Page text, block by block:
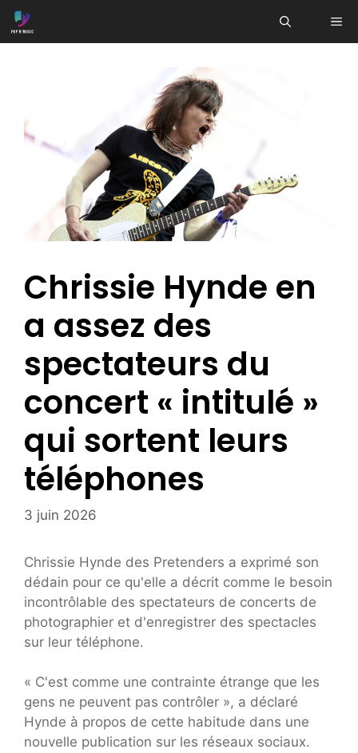
Aller
au
Chrissie Hynde en
a assez des
spectateurs du
concert « intitulé »
qui sortent leurs
téléphones
3 juin 2026
Chrissie Hynde des Pretenders a exprimé son
dédain pour ce qu'elle a décrit comme le besoin
incontrôlable des spectateurs de concerts de
photographier et d'enregistrer des spectacles
sur leur téléphone.
« C'est comme une contrainte étrange que les
gens ne peuvent pas contrôler », a déclaré
Hynde à propos de cette habitude dans une
nouvelle publication sur les réseaux sociaux.